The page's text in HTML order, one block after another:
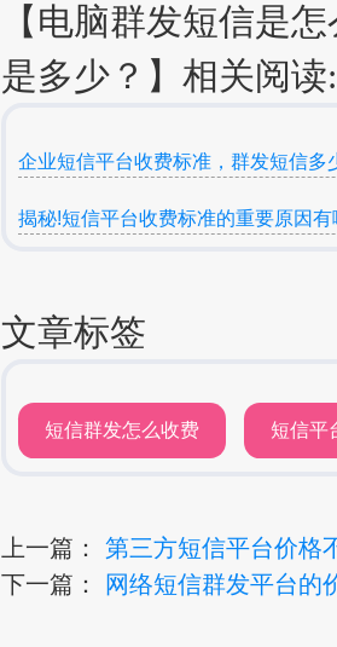
【电脑群发短信是
是多少？】相关阅读:
企业短信平台收费标准，群发短信多
揭秘!短信平台收费标准的重要原因有
文章标签
短信群发怎么收费 短信平
上一篇： 第三方短信平台价格
下一篇：
网络短信群发平台的